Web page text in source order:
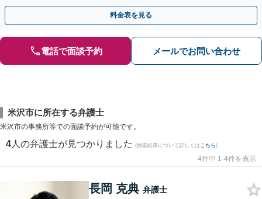
ートも提供。ＷＥＢ面談可。まずはお気軽にご相談ください。
料金表を見る
電話で面談予約 メールでお問い合わせ
米沢市に所在する弁護士
米沢市の事務所等での面談予約が可能です。
4 人の弁護士が見つかりました (検索結果について詳しくは こちら)
4件中 1-4件を表示
長岡 克典 弁護士